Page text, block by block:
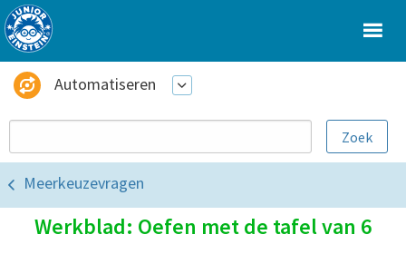
Automatiseren
Meerkeuzevragen
Werkblad: Oefen met de tafel van 6